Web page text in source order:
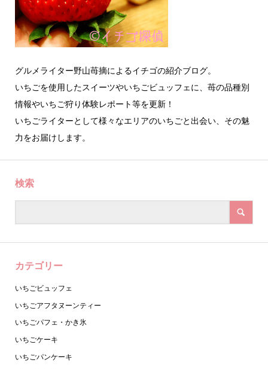
グルメライター野山苺摘によるイチゴの紹介ブログ。
いちごを使用したスイーツやいちごビュッフェに、苺の品種別
情報やいちご狩り体験レポート等を更新！
いちごライターとして様々なエリアのいちごと出会い、その魅
力をお届けします。
検索
カテゴリー
いちごビュッフェ
いちごアフタヌーンティー
いちごパフェ・かき氷
いちごケーキ
いちごパンケーキ